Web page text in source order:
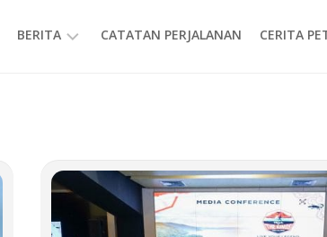
BERITA CATATAN PERJALANAN CERITA